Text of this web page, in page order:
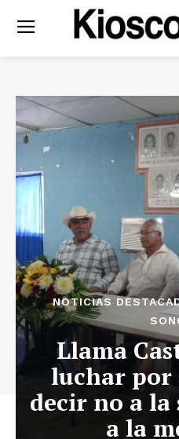
NOTICIAS
Llama
luchar por
decir no a
a la